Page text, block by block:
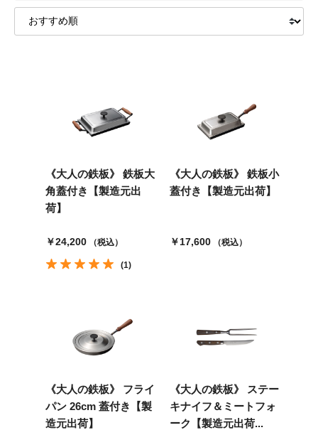
《大人の鉄板》 鉄板大
角蓋付き【製造元出
荷】
￥24,200 （税込）
(1)
《大人の鉄板》 鉄板小
蓋付き【製造元出荷】
￥17,600 （税込）
《大人の鉄板》 フライ
パン 26cm 蓋付き【製
造元出荷】
《大人の鉄板》 ステー
キナイフ＆ミートフォ
ーク【製造元出荷...